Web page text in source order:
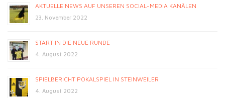
AKTUELLE NEWS AUF UNSEREN SOCIAL-MEDIA KANÄLEN
23. November 2022
START IN DIE NEUE RUNDE
4. August 2022
SPIELBERICHT POKALSPIEL IN STEINWEILER
4. August 2022